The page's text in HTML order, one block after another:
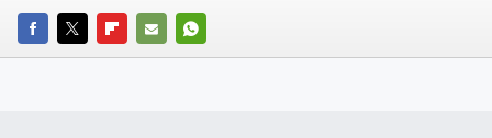
FACEBOOK
TWITTERFLIPBOARD
E-
WHATSAPP